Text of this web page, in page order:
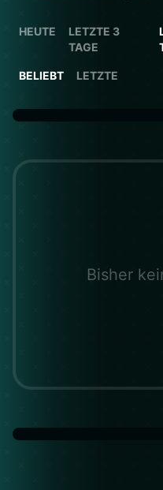
HEUTE
LETZTE 3
TAGE
BELIEBT LETZTE
Bisher